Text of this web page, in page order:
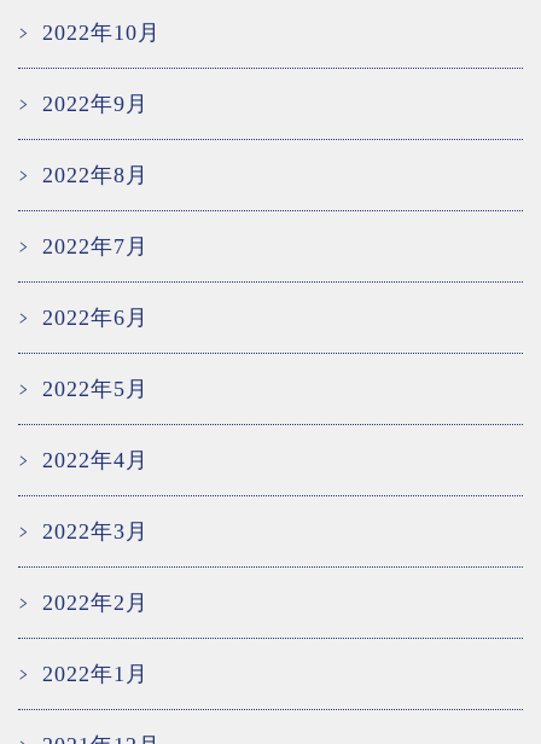
2022年10月
2022年9月
2022年8月
2022年7月
2022年6月
2022年5月
2022年4月
2022年3月
2022年2月
2022年1月